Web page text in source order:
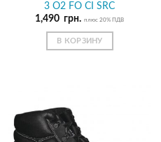
3 O2 FO CI SRC
1,490 грн. плюс 20% ПДВ
В КОРЗИНУ